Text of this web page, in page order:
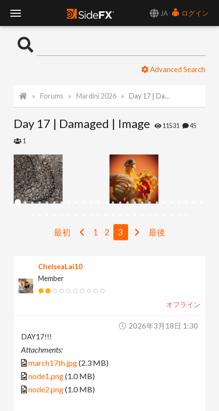
JA
ログイン
o
l
N
g
Advanced Search
Forums Mardini 2026 Day 17 | Damaged | Image
Day 17 | Damaged | Image 11531 45
1
最初 1 2 3 最後
ChelseaLai10
Member
オフライン
2026年3月18日 1:30
DAY17!!!
Attachments:
march17th.jpg(2.3 MB)
node1.png(1.0 MB)
node2.png(1.0 MB)